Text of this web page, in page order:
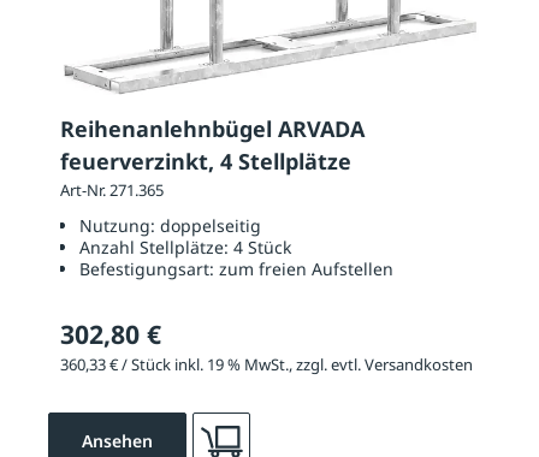
Reihenanlehnbügel ARVADA
feuerverzinkt, 4 Stellplätze
Art-Nr. 271.365
Nutzung: doppelseitig
Anzahl Stellplätze: 4 Stück
Befestigungsart: zum freien Aufstellen
302,80 €
360,33 € / Stück inkl. 19 % MwSt., zzgl. evtl. Versandkosten
Ansehen